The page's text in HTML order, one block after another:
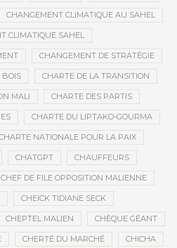
CHANGEMENT CLIMATIQUE AU SAHEL
CLIMATIQUE SAHEL
CHANGEMENT DE STRATÉGIE
BOIS CHARTE DE LA TRANSITION
MALI CHARTE DES PARTIS
CHARTE DU LIPTAKO-GOURMA
NATIONALE POUR LA PAIX
CHATGPT CHAUFFEURS
CHEF DE FILE OPPOSITION MALIENNE
CHEICK TIDIANE SECK
CHEPTEL MALIEN CHÈQUE GÉANT
CHERTÉ DU MARCHÉ CHICHA